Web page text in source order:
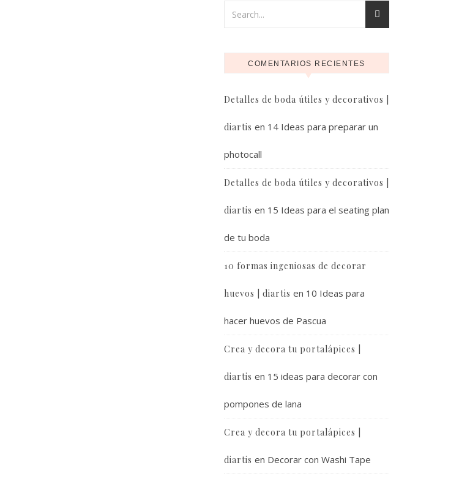
COMENTARIOS RECIENTES
Detalles de boda útiles y decorativos |
diartis en 14 Ideas para preparar un
photocall
Detalles de boda útiles y decorativos |
diartis en 15 Ideas para el seating plan
de tu boda
10 formas ingeniosas de decorar
huevos | diartis en 10 Ideas para
hacer huevos de Pascua
Crea y decora tu portalápices |
diartis en 15 ideas para decorar con
pompones de lana
Crea y decora tu portalápices |
diartis en Decorar con Washi Tape